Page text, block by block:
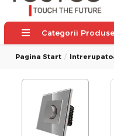
Categorii Produse
Pagina Start